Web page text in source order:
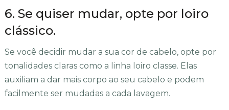
6. Se quiser mudar, opte por loiro
clássico.
Se você decidir mudar a sua cor de cabelo, opte por
tonalidades claras como a linha loiro classe. Elas
auxiliam a dar mais corpo ao seu cabelo e podem
facilmente ser mudadas a cada lavagem.